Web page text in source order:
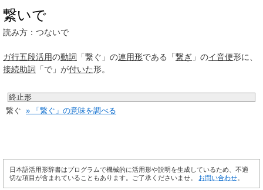
繋いで
読み方：つないで
ガ行五段活用の動詞 「繋ぐ」の連用形である「繋ぎ 」のイ音便形に、
接続助詞 「で」が付いた形。
終止形
繋ぐ » 「繋ぐ」の意味を調べる
日本語活用形辞書はプログラムで機械的に活用形や説明を生成しているため、不適
切な項目が含まれていることもあります。ご了承くださいませ。 お問い合わせ